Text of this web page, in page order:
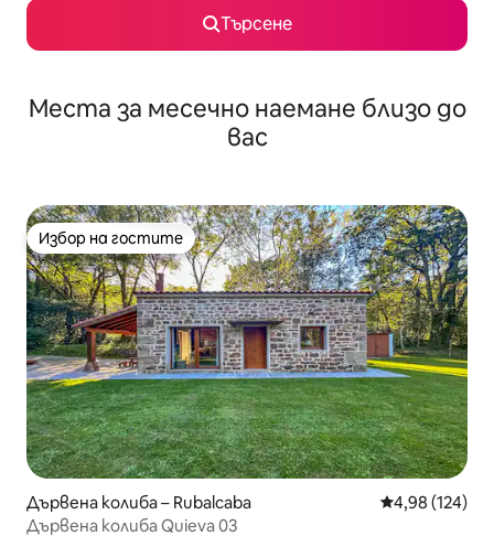
Търсене
Места за месечно наемане близо до
вас
Избор на гостите
Избор на гостите
Дървена колиба – Rubalcaba Средна
4,98 (124)
Дървена колиба Quieva 03